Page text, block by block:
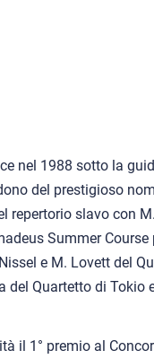
nel 1988 sotto la
del prestigioso
repertorio slavo con
Summer
e M. Lovett del
del Quartetto di Tokio
il 1° premio al